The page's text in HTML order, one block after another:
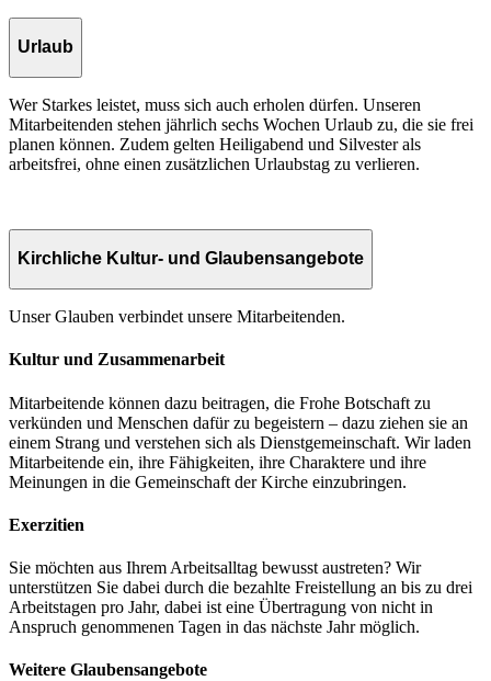
Urlaub
Wer Starkes leistet, muss sich auch erholen dürfen. Unseren
Mitarbeitenden stehen jährlich sechs Wochen Urlaub zu, die sie frei
planen können. Zudem gelten Heiligabend und Silvester als
arbeitsfrei, ohne einen zusätzlichen Urlaubstag zu verlieren.
Kirchliche Kultur- und Glaubensangebote
Unser Glauben verbindet unsere Mitarbeitenden.
Kultur und Zusammenarbeit
Mitarbeitende können dazu beitragen, die Frohe Botschaft zu
verkünden und Menschen dafür zu begeistern – dazu ziehen sie an
einem Strang und verstehen sich als Dienstgemeinschaft. Wir laden
Mitarbeitende ein, ihre Fähigkeiten, ihre Charaktere und ihre
Meinungen in die Gemeinschaft der Kirche einzubringen.
Exerzitien
Sie möchten aus Ihrem Arbeitsalltag bewusst austreten? Wir
unterstützen Sie dabei durch die bezahlte Freistellung an bis zu drei
Arbeitstagen pro Jahr, dabei ist eine Übertragung von nicht in
Anspruch genommenen Tagen in das nächste Jahr möglich.
Weitere Glaubensangebote